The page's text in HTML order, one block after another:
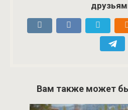
Вам также может